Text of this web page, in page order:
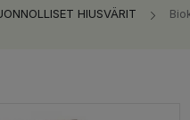
HIUSVÄRIT